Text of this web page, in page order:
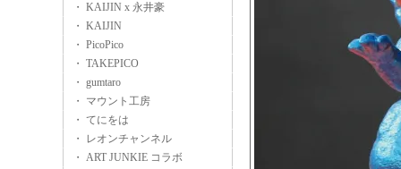
・ KAIJIN x 永井豪
・ KAIJIN
・ PicoPico
・ TAKEPICO
・ gumtaro
・ マウント工房
・ てにをは
・ レオンチャンネル
・ ART JUNKIE コラボ